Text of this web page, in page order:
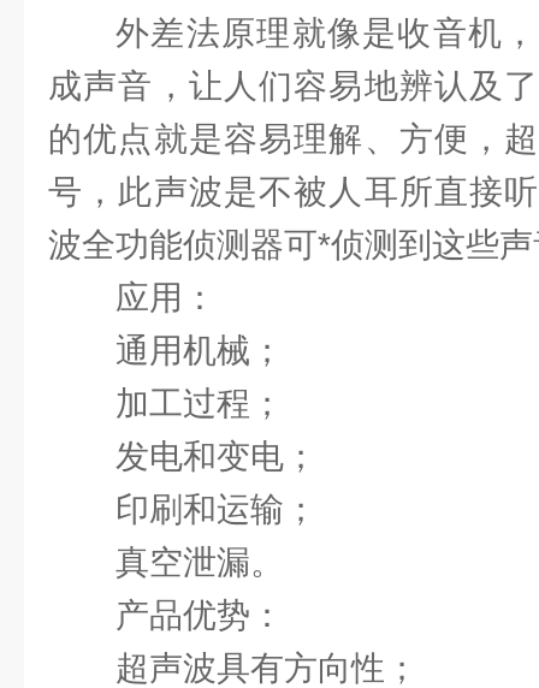
外差法原理就像是收音机
成声音，让人们容易地辨认及
的优点就是容易理解、方便，
号，此声波是不被人耳所直接
波全功能侦测器可*侦测到这些
应用：
通用机械；
加工过程；
发电和变电；
印刷和运输；
真空泄漏。
产品优势：
超声波具有方向性；